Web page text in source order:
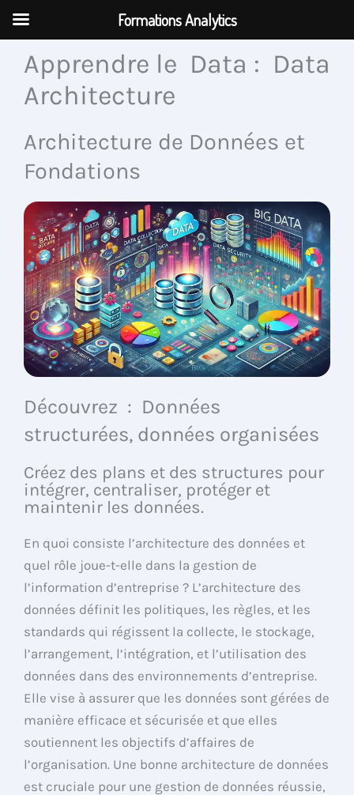
Aller
contenuApprendre le Data : Data
Architecture
Architecture de Données et
Fondations
Découvrez : Données
structurées, données organisées
Créez des plans et des structures pour
intégrer, centraliser, protéger et
maintenir les données.
En quoi consiste l’architecture des données et
quel rôle joue-t-elle dans la gestion de
l’information d’entreprise ? L’architecture des
données définit les politiques, les règles, et les
standards qui régissent la collecte, le stockage,
l’arrangement, l’intégration, et l’utilisation des
données dans des environnements d’entreprise.
Elle vise à assurer que les données sont gérées de
manière efficace et sécurisée et que elles
soutiennent les objectifs d’affaires de
l’organisation. Une bonne architecture de données
est cruciale pour une gestion de données réussie,
Formations Analytics